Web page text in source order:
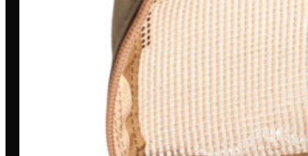
Toda grande missão começa com
uma história. A nossa é marcada por
dedicação, inovação e compromisso.